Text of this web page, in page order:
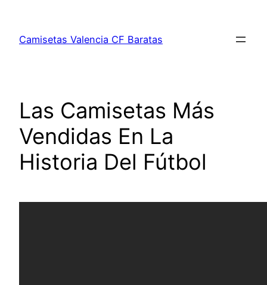
contenido
Camisetas Valencia CF Baratas
Las Camisetas Más
Vendidas En La
Historia Del Fútbol